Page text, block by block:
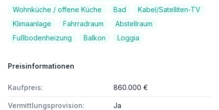
Wohnküche / offene Küche
Bad
Kabel/Satelliten-TV
Klimaanlage
Fahrradraum
Abstellraum
Fußbodenheizung
Balkon Loggia
Preisinformationen
Kaufpreis: 860.000 €
Vermittlungsprovision: Ja